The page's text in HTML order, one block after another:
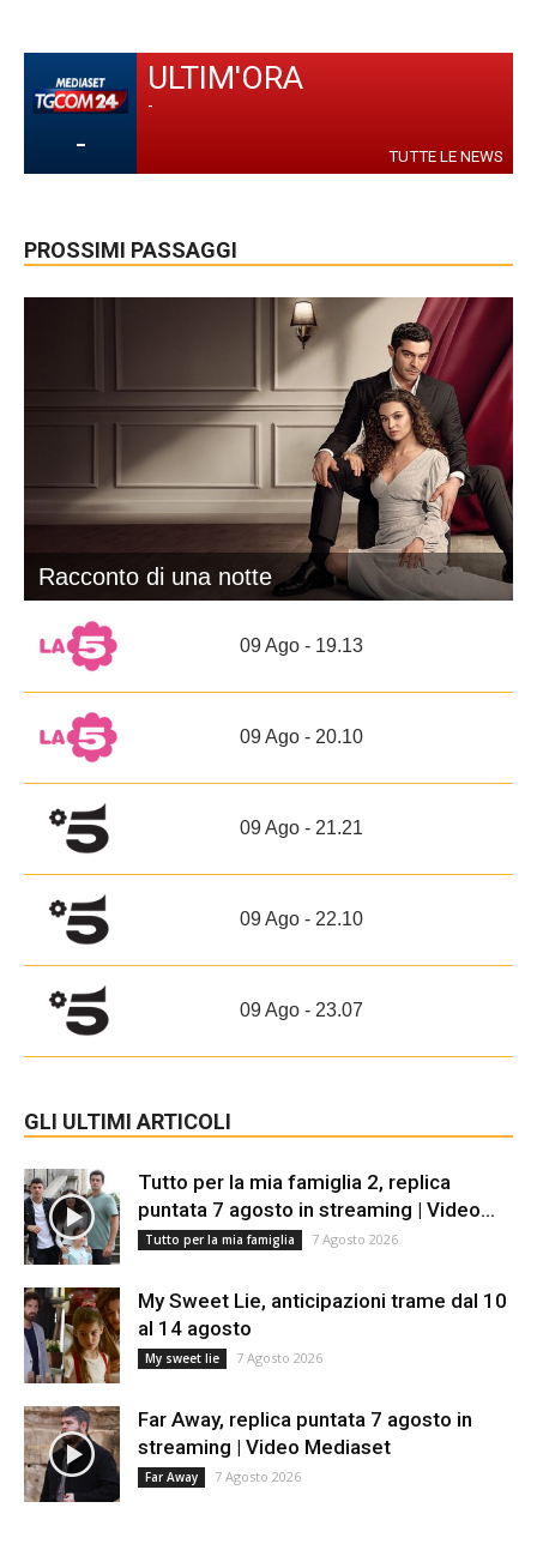
-
ULTIM'ORA
-
TUTTE LE NEWS
PROSSIMI PASSAGGI
Racconto di una notte
09 Ago - 19.13
09 Ago - 20.10
09 Ago - 21.21
09 Ago - 22.10
09 Ago - 23.07
GLI ULTIMI ARTICOLI
Tutto per la mia famiglia 2, replica
puntata 7 agosto in streaming | Video...
Tutto per la mia famiglia 7 Agosto 2026
My Sweet Lie, anticipazioni trame dal 10
al 14 agosto
My sweet lie 7 Agosto 2026
Far Away, replica puntata 7 agosto in
streaming | Video Mediaset
Far Away 7 Agosto 2026